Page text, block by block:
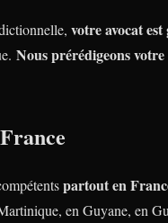
votre avocat
Nous prérédigeons
partout en
en Guyane, en